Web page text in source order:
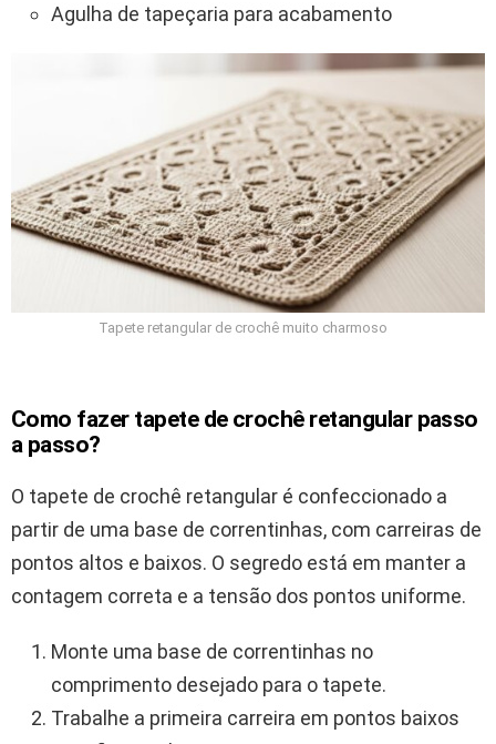
Agulha de tapeçaria para acabamento
Tapete retangular de crochê muito charmoso
Como fazer tapete de crochê retangular passo
a passo?
O tapete de crochê retangular é confeccionado a
partir de uma base de correntinhas, com carreiras de
pontos altos e baixos. O segredo está em manter a
contagem correta e a tensão dos pontos uniforme.
Monte uma base de correntinhas no
comprimento desejado para o tapete.
Trabalhe a primeira carreira em pontos baixos